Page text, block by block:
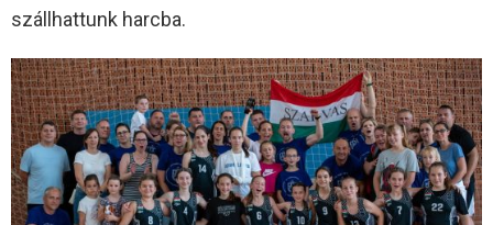
szállhattunk harcba.